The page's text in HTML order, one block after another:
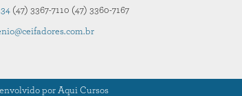
47 3367-7110 47 3360-7167
por Aqui Cursos